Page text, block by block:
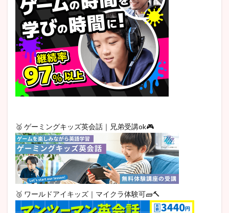
🥈 ゲーミングキッズ英会話｜兄弟受講ok🎮
🥉 ワールドアイキッズ｜マイクラ体験可🧱🔨